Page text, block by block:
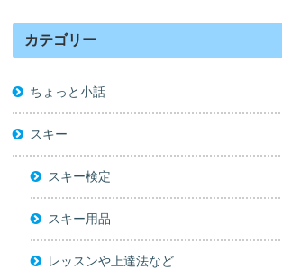
カテゴリー
ちょっと小話
スキー
スキー検定
スキー用品
レッスンや上達法など